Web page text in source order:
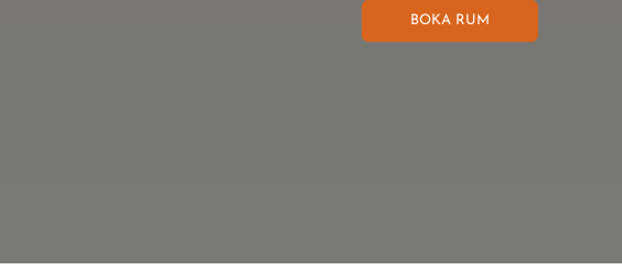
BOKA RUM